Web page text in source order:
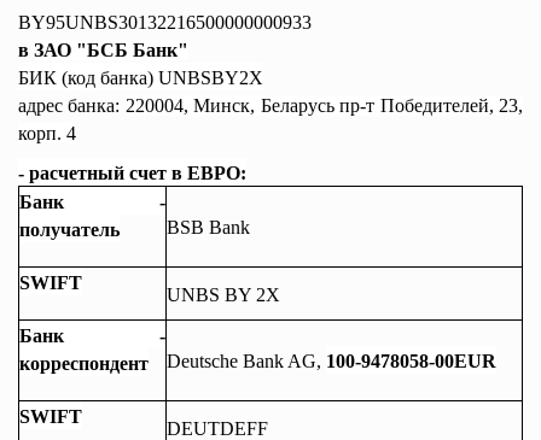
BY95UNBS30132216500000000933
в ЗАО "БСБ Банк"
БИК (код банка) UNBSBY2X
адрес банка: 220004, Минск, Беларусь пр-т Победителей, 23,
корп. 4
- расчетный счет в ЕВРО:
Банк -
получатель
BSB Bank
SWIFT
UNBS BY 2X
Банк -
корреспондент
Deutsche Bank AG, 100-9478058-00EUR
SWIFT
DEUTDEFF